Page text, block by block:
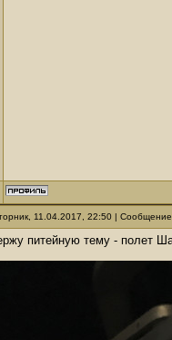
11.04.2017, 22:50 |
питейную тему - полет